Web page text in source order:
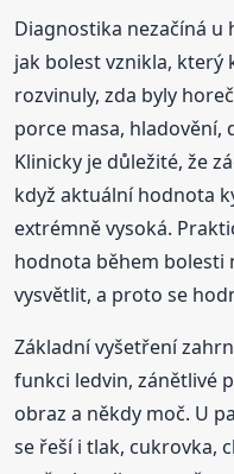
Diagnostika nezačíná u
jak bolest vznikla, který
rozvinuly, zda byly
porce masa, hladovění,
Klinicky je důležité, že
když aktuální hodnota
extrémně vysoká.
hodnota během bolesti
vysvětlit, a proto se
Základní vyšetření
funkci ledvin, zánětlivé
obraz a někdy moč. U
se řeší i tlak, cukrovka,